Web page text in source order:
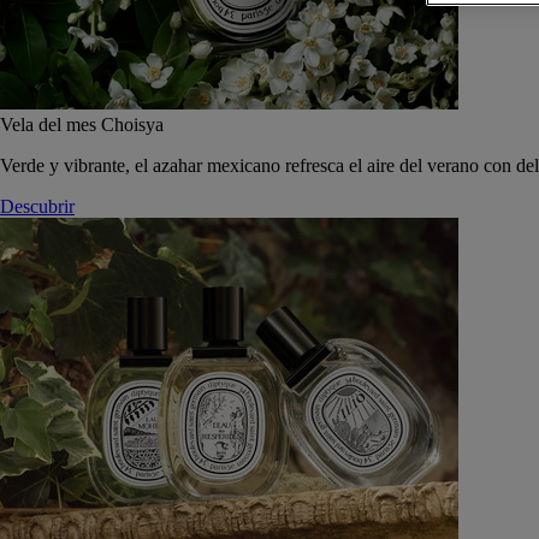
Vela del mes Choisya
Verde y vibrante, el azahar mexicano refresca el aire del verano con
Descubrir